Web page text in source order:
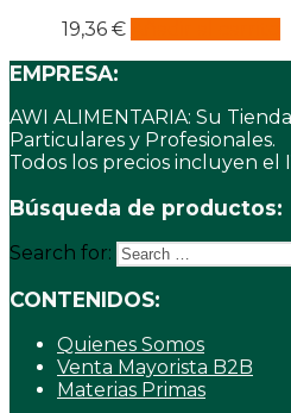
19,36 €
EMPRESA:
AWI ALIMENTARIA: Su
Particulares y Profesionales.
Todos los precios incluyen el
Búsqueda de productos:
Search for:
CONTENIDOS:
Quienes Somos
Venta Mayorista B2B
Materias Primas